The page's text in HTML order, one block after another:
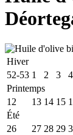
Hiver
52-53 1 2 3 4
Printemps
12
13 14 15
Été
26
27 28 29